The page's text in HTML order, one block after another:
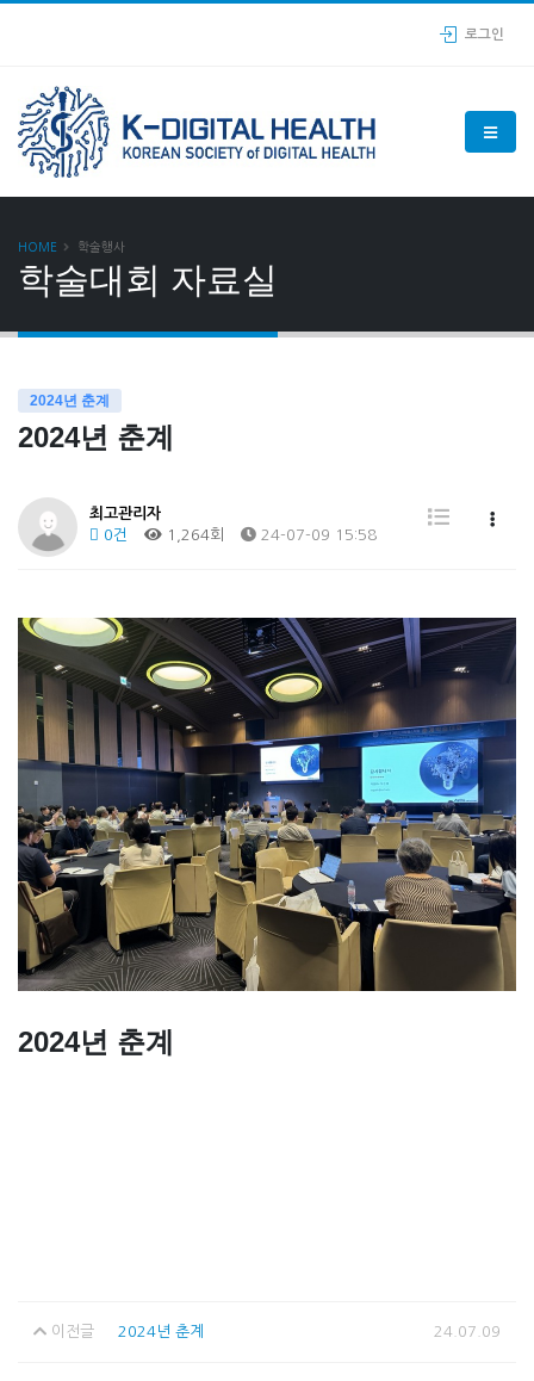
로그인
HOME 학술행사
학술대회 자료실
2024년 춘계
2024년 춘계
최고관리자
0건
1,264회 24-07-09 15:58
2024년 춘계
이전글 2024년 춘계 24.07.09